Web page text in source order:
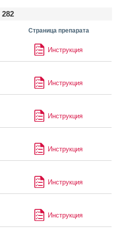
282
Страница препарата
Инструкция
Инструкция
Инструкция
Инструкция
Инструкция
Инструкция